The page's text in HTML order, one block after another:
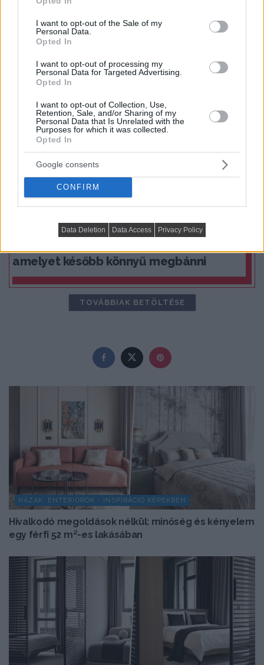
use your data for below specified purposes in below Google
consent section.
I want to opt-out of the Sale of my
Personal Data.
Opted In
I want to opt-out of processing my
Personal Data for Targeted Advertising.
Opted In
I want to opt-out of Collection, Use,
Retention, Sale, and/or Sharing of my
Personal Data that Is Unrelated with the
Purposes for which it was collected.
Opted In
Google consents
CONFIRM
Data Deletion Data Access Privacy Policy
Praktikus lakberendezési ötletek
PRAKTIKUS LAKBERENDEZÉSI ÖTLETEK, TIPPEK, TANÁCSOK
amelyet később könnyű megbánni
TOVÁBBIAK BETÖLTÉSE
HÁZAK, ENTERIŐRÖK - INSPIRÁCIÓ KÉPEKBEN
Hivalkodó megoldások nélkül: minőség és kényelem
egy férfi 52 m²-es lakásában